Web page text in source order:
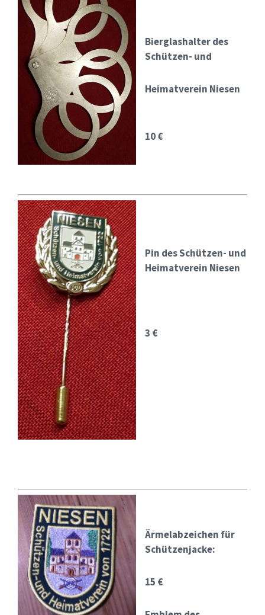
Bierglashalter des
Schützen- und
Heimatverein Niesen
10 €
Pin des Schützen- und
Heimatverein Niesen
3 €
Ärmelabzeichen für
Schützenjacke:
15 €